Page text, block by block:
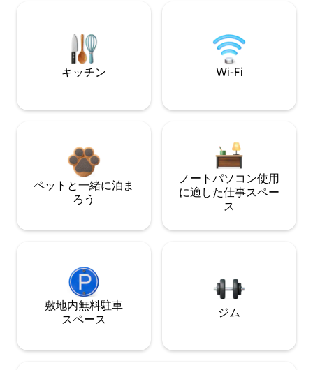
キッチン Wi-Fi
ペットと一緒に泊ま
ろう
ノートパソコン使用
に適した仕事スペー
ス
敷地内無料駐⁠車
ス⁠ペ⁠ー⁠ス
ジム